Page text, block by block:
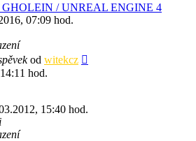
/ UNREAL ENGINE 4
07:09 hod.
od witekcz
hod.
15:40 hod.